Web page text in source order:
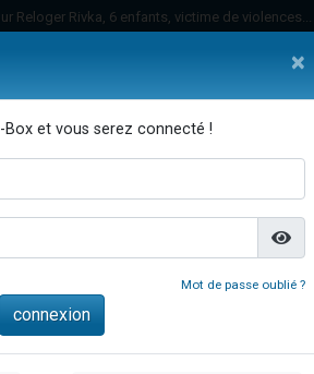
Reloger Rivka, 6 enfants, victime de violences...
1 Journée de Vacances Pour les Enfants
Diane, 80 ans, dans un appartement insalubre
5 jours de vacances aux Orphelins
sur Texte Musique Paracha
×
et vous serez connecté !
Mot de passe oublié ?